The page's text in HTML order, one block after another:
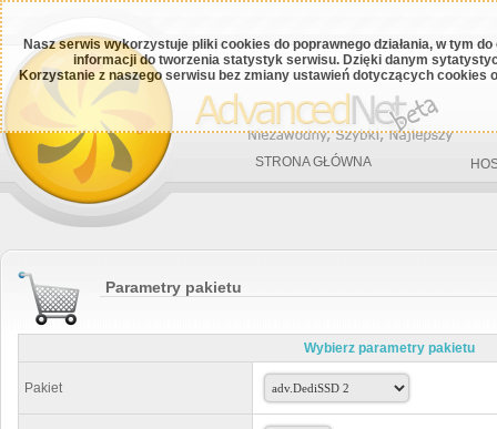
Nasz serwis wykorzystuje pliki cookies do poprawnego działania, w tym
informacji do tworzenia statystyk serwisu. Dzięki danym
Korzystanie z naszego serwisu bez zmiany ustawień dotyczących cookies
STRONA GŁÓWNA
Parametry pakietu
Wybierz parametry pakietu
Pakiet